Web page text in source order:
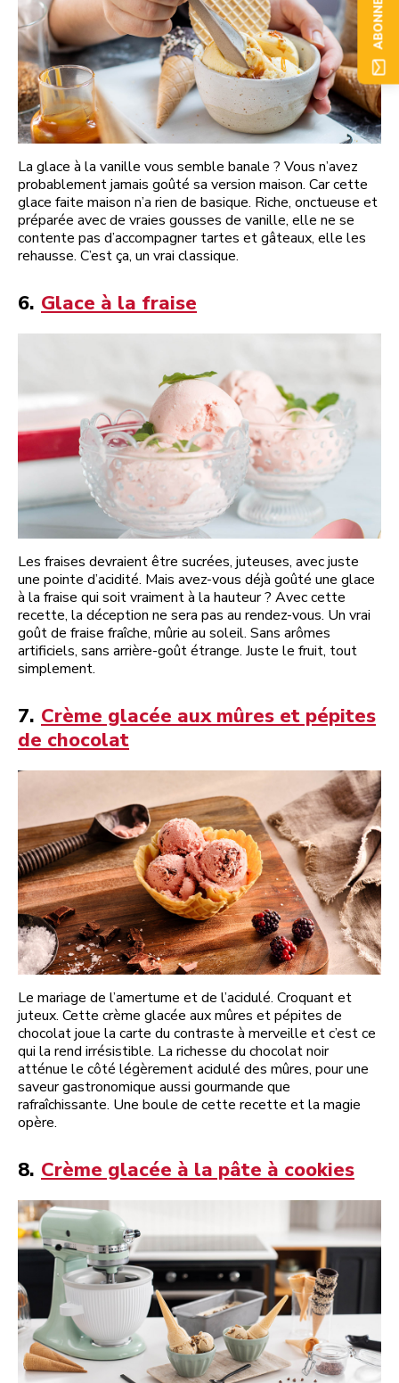
La glace à la vanille vous semble banale ? Vous n’avez
probablement jamais goûté sa version maison. Car cette
glace faite maison n’a rien de basique. Riche, onctueuse et
préparée avec de vraies gousses de vanille, elle ne se
contente pas d’accompagner tartes et gâteaux, elle les
rehausse. C’est ça, un vrai classique.
6. Glace à la fraise
Les fraises devraient être sucrées, juteuses, avec juste
une pointe d’acidité. Mais avez-vous déjà goûté une glace
à la fraise qui soit vraiment à la hauteur ? Avec cette
recette, la déception ne sera pas au rendez-vous. Un vrai
goût de fraise fraîche, mûrie au soleil. Sans arômes
artificiels, sans arrière-goût étrange. Juste le fruit, tout
simplement.
7. Crème glacée aux mûres et pépites
de chocolat
Le mariage de l’amertume et de l’acidulé. Croquant et
juteux. Cette crème glacée aux mûres et pépites de
chocolat joue la carte du contraste à merveille et c’est ce
qui la rend irrésistible. La richesse du chocolat noir
atténue le côté légèrement acidulé des mûres, pour une
saveur gastronomique aussi gourmande que
rafraîchissante. Une boule de cette recette et la magie
opère.
8. Crème glacée à la pâte à cookies